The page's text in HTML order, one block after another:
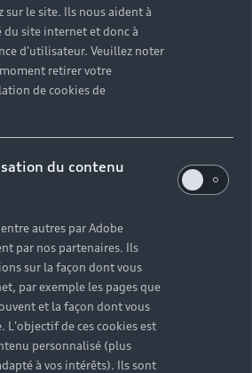
sur le site. Ils nous aident à
site internet et donc à
d'utilisateur. Veuillez noter
retirer votre
de cookies de
du contenu
autres par Adobe
par nos partenaires. Ils
sur la façon dont vous
par exemple les pages que
et la façon dont vous
L'objectif de ces cookies est
personnalisé (plus
à vos intérêts). Ils sont